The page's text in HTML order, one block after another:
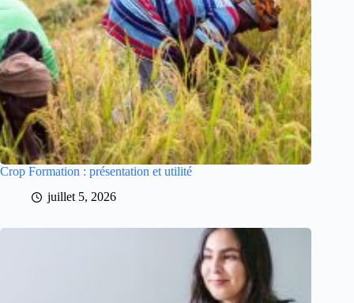
Crop Formation : présentation et utilité
juillet 5, 2026